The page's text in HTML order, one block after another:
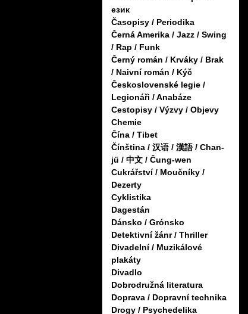
език
Časopisy / Periodika
Černá Amerika / Jazz / Swing
/ Rap / Funk
Černý román / Krváky / Brak
/ Naivní román / Kýč
Československé legie /
Legionáři / Anabáze
Cestopisy / Výzvy / Objevy
Chemie
Čína / Tibet
Čínština / 汉语 / 漢語 / Chan-
jü / 中文 / Čung-wen
Cukrářství / Moučníky /
Dezerty
Cyklistika
Dagestán
Dánsko / Grónsko
Detektivní žánr / Thriller
Divadelní / Muzikálové
plakáty
Divadlo
Dobrodružná literatura
Doprava / Dopravní technika
Drogy / Psychedelika